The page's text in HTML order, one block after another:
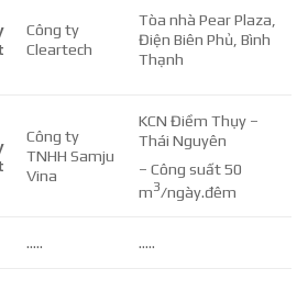
Công ty
Cleartech
Tòa nhà Pear Plaza,
Điện Biên Phủ, Bình
Thạnh
Công ty
TNHH Samju
Vina
KCN Điềm Thụy –
Thái Nguyên
– Công suất 50
m3/ngày.đêm
….. …..